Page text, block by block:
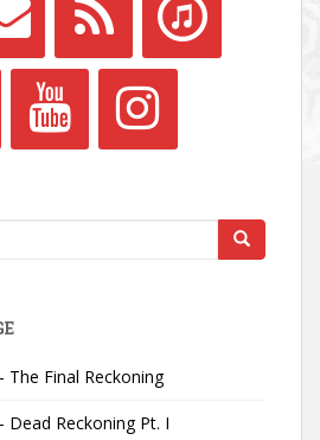
The Final Reckoning
Dead Reckoning Pt. I